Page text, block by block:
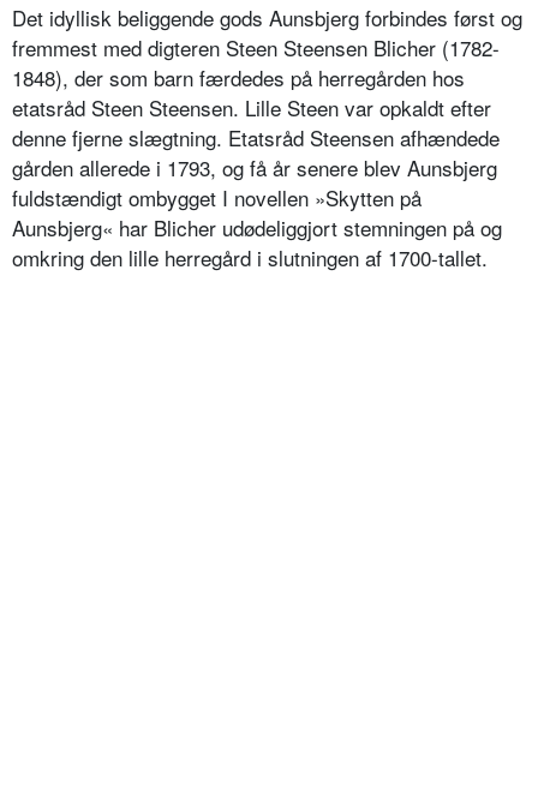
Det idyllisk beliggende gods Aunsbjerg forbindes først og
fremmest med digteren Steen Steensen Blicher (1782-
1848), der som barn færdedes på herregården hos
etatsråd Steen Steensen. Lille Steen var opkaldt efter
denne fjerne slægtning. Etatsråd Steensen afhændede
gården allerede i 1793, og få år senere blev Aunsbjerg
fuldstændigt ombygget I novellen »Skytten på
Aunsbjerg« har Blicher udødeliggjort stemningen på og
omkring den lille herregård i slutningen af 1700-tallet.